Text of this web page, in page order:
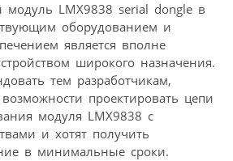
модуль LMX9838 serial dongle в
оборудованием и
является вполне
широкого назначения.
тем разработчикам,
проектировать цепи
модуля LMX9838 с
и хотят получить
в минимальные сроки.